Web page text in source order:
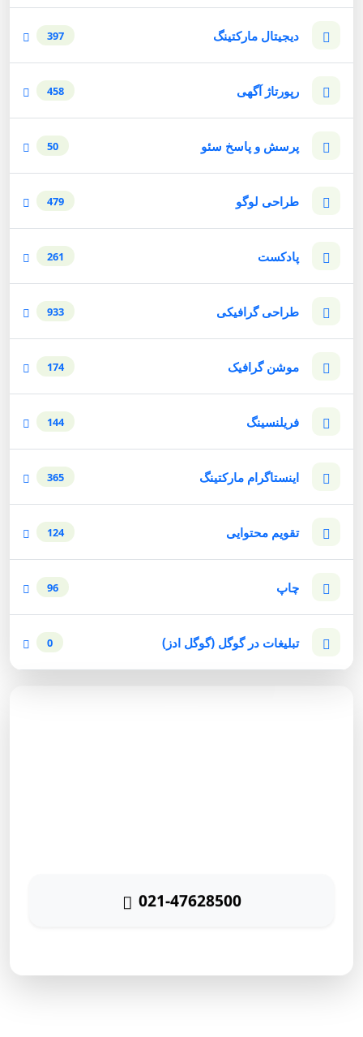
دیجیتال مارکتینگ 397
رپورتاژ آگهی 458
پرسش و پاسخ سئو 50
طراحی لوگو 479
پادکست 261
طراحی گرافیکی 933
موشن گرافیک 174
فریلنسینگ 144
اینستاگرام مارکتینگ 365
تقویم محتوایی 124
چاپ 96
تبلیغات در گوگل (گوگل ادز) 0
021-47628500